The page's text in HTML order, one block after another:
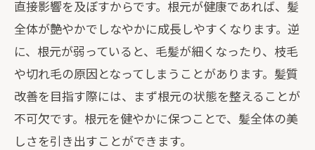
髪質改善の新常識ROOMが提案する根元ケア
法
従来の髪質改善とROOMの違い
根元ケアが髪質に与える驚きの効果
ROOMの根元ケアメソッドで得られる結
果
直接影響を及ぼすからです。根元が健康であれば、髪
全体が艶やかでしなやかに成長しやすくなります。逆
に、根元が弱っていると、毛髪が細くなったり、枝毛
や切れ毛の原因となってしまうことがあります。髪質
改善を目指す際には、まず根元の状態を整えることが
不可欠です。根元を健やかに保つことで、髪全体の美
しさを引き出すことができます。